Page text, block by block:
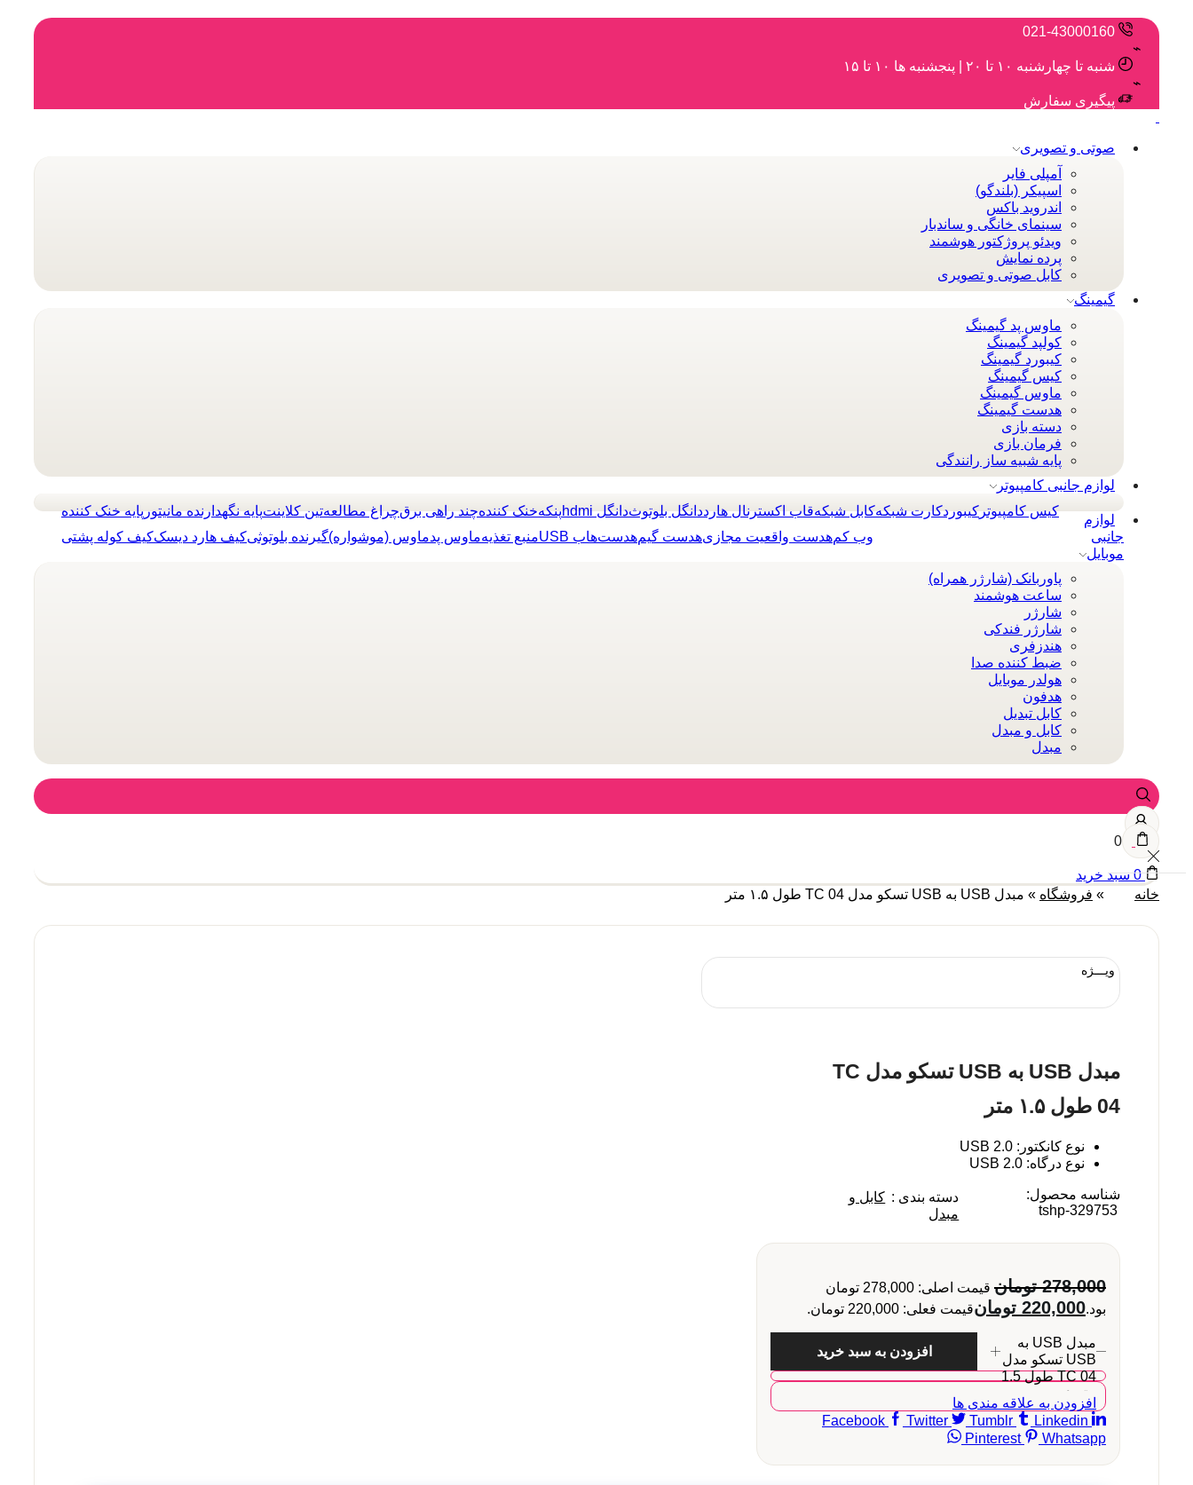
021-43000160
شنبه تا چهارشنبه ۱۰ تا ۲۰ | پنجشنبه ها ۱۰ تا ۱۵
پیگیری سفارش
صوتی و تصویری
آمپلی فایر
اسپیکر (بلندگو)
اندروید باکس
سینمای خانگی و ساندبار
ویدئو پروژکتور هوشمند
پرده نمایش
کابل صوتی و تصویری
گیمینگ
ماوس پد گیمینگ
کولپد گیمینگ
کیبورد گیمینگ
کیس گیمینگ
ماوس گیمینگ
هدست گیمینگ
دسته بازی
فرمان بازی
پایه شبیه ساز رانندگی
لوازم جانبی کامپیوتر
پایه خنک کنندهپایه نگهدارنده مانیتورتین کلاینتچراغ مطالعهچند راهی برقخنک کنندهپنکه دانگل hdmiدانگل بلوتوثقاب اکسترنال هاردکابل شبکهکارت شبکهکيبوردکیس کامپیوتر
کیف کوله پشتیکیف هارد دیسکگیرنده بلوتوثیماوس (موشواره)ماوس پدمنبع تغذیه هاب USBهدستهدست گیمهدست واقعیت مجازیوب کم
لوازم
جانبی
موبایل
پاوربانک (شارژر همراه)
ساعت هوشمند
شارژر
شارژر فندکی
هندزفری
ضبط کننده صدا
هولدر موبایل
هدفون
کابل تبدیل
کابل و مبدل
مبدل
0
0 سبد خرید
خانه
» فروشگاه » مبدل USB به USB تسکو مدل TC 04 طول ۱.۵ متر
ویـــژه
مبدل USB به USB تسکو مدل TC
04 طول ۱.۵ متر
نوع کانکتور: USB 2.0
نوع درگاه: USB 2.0
شناسه محصول:
tshp-329753
دسته بندی : کابل و
مبدل
278,000 تومان
قیمت اصلی: 278,000 تومان
بود.220,000 تومانقیمت فعلی: 220,000 تومان.
مبدل USB به
USB تسکو مدل
TC 04 طول 1.5
متر عدد
افزودن به سبد خرید
افزودن به علاقه مندی ها
Facebook
Twitter Tumblr
Linkedin
Pinterest
Whatsapp